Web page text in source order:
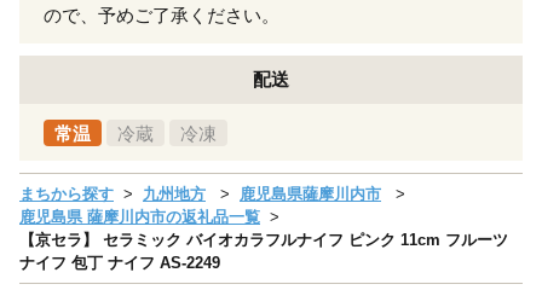
ので、予めご了承ください。
配送
常温 冷蔵 冷凍
まちから探す 九州地方
鹿児島県薩摩川内市
鹿児島県 薩摩川内市の返礼品一覧
【京セラ】 セラミック バイオカラフルナイフ ピンク 11cm フルーツ
ナイフ 包丁 ナイフ AS-2249